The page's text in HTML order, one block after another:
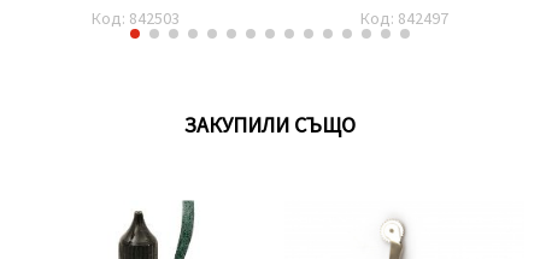
Код: 842503 Код: 842497
ЗАКУПИЛИ СЪЩО